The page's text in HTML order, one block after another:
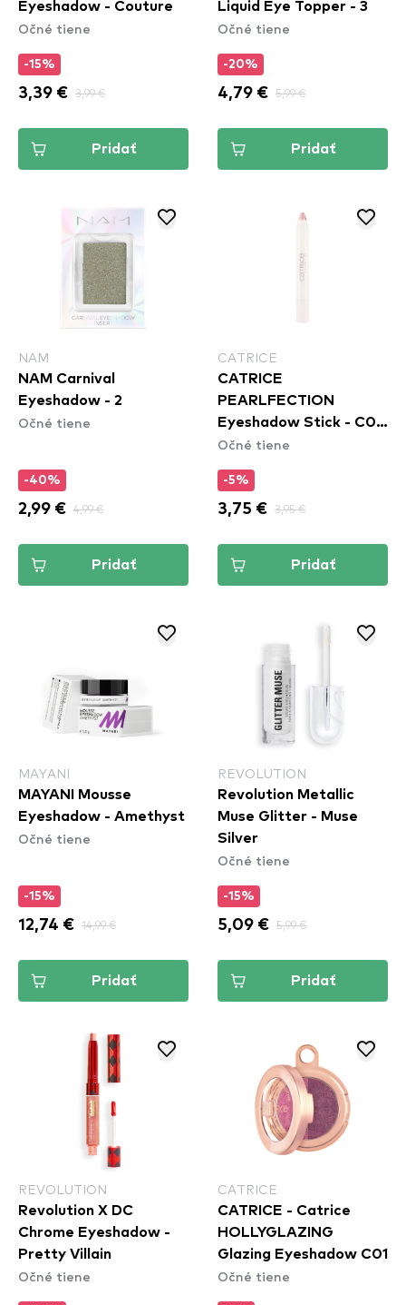
Eyeshadow - Couture
Očné tiene
-15%
3,39 € 3,99 €
Pridať
Liquid Eye Topper - 3
Očné tiene
-20%
4,79 € 5,99 €
Pridať
NAM
NAM Carnival
Eyeshadow - 2
Očné tiene
-40%
2,99 € 4,99 €
Pridať
CATRICE
CATRICE
PEARLFECTION
Eyeshadow Stick - C02
Pearl Glaze
Očné tiene
-5%
3,75 € 3,95 €
Pridať
MAYANI
MAYANI Mousse
Eyeshadow - Amethyst
Očné tiene
-15%
12,74 € 14,99 €
Pridať
REVOLUTION
Revolution Metallic
Muse Glitter - Muse
Silver
Očné tiene
-15%
5,09 € 5,99 €
Pridať
REVOLUTION
Revolution X DC
Chrome Eyeshadow -
Pretty Villain
Očné tiene
CATRICE
CATRICE - Catrice
HOLLYGLAZING
Glazing Eyeshadow C01
Očné tiene